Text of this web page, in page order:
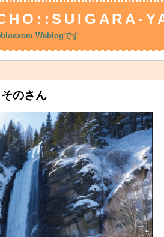
blosxom Weblogです
のさん